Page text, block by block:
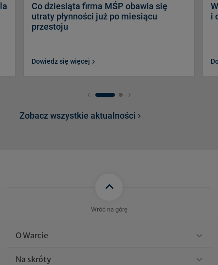
Co dziesiąta firma MŚP obawia się
utraty płynności już po miesiącu
przestoju
Dowiedz się więcej
i
Zobacz wszystkie aktualności
Wróć na górę
O Warcie
Na skróty